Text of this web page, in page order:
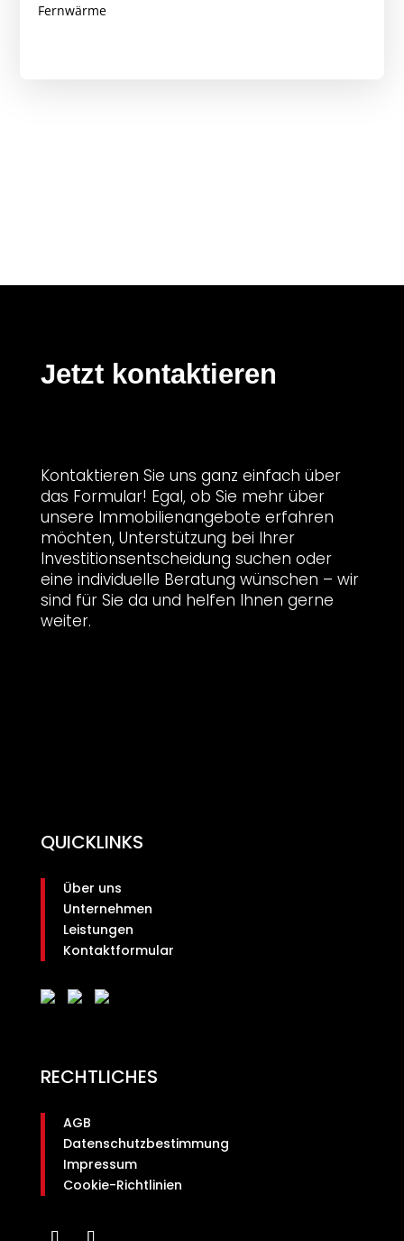
Fernwärme
Jetzt kontaktieren
Kontaktieren Sie uns ganz einfach über
das Formular! Egal, ob Sie mehr über
unsere Immobilienangebote erfahren
möchten, Unterstützung bei Ihrer
Investitionsentscheidung suchen oder
eine individuelle Beratung wünschen – wir
sind für Sie da und helfen Ihnen gerne
weiter.
QUICKLINKS
Über uns
Unternehmen
Leistungen
Kontaktformular
RECHTLICHES
AGB
Datenschutzbestimmung
Impressum
Cookie-Richtlinien